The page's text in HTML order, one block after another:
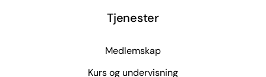
Tjenester
Medlemskap
Kurs og undervisning